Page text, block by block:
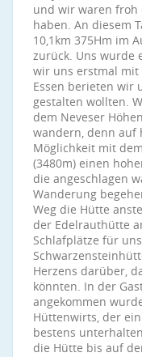
und wir waren froh
haben. An diesem
10,1km 375Hm im
zurück. Uns wurde
wir uns erstmal mit
Essen berieten wir
gestalten wollten.
dem Neveser
wandern, denn auf
Möglichkeit mit
(3480m) einen
die angeschlagen
Wanderung
Weg die Hütte
der Edelrauthütte
Schlafplätze für
Herzens darüber,
könnten. In der
angekommen
Hüttenwirts, der
bestens
die Hütte bis auf